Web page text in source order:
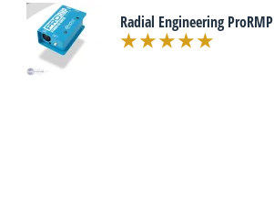
Radial Engineering ProRMP